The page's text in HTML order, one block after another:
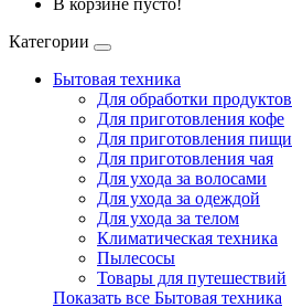
В корзине пусто!
Категории
Бытовая техника
Для обработки продуктов
Для приготовления кофе
Для приготовления пищи
Для приготовления чая
Для ухода за волосами
Для ухода за одеждой
Для ухода за телом
Климатическая техника
Пылесосы
Товары для путешествий
Показать все Бытовая техника